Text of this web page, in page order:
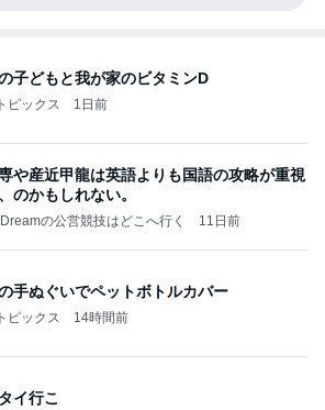
子どもと我が家のビタミンD
ピックス 1日前
や産近甲龍は英語よりも国語の攻略が重視
のかもしれない。
の公営競技はどこへ行く 11日前
手ぬぐいでペットボトルカバー
ピックス 14時間前
イ行こ